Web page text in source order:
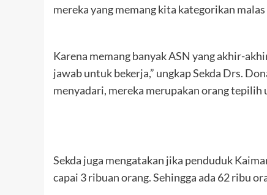
mereka yang memang kita kategorikan
Karena memang banyak ASN yang akhir-
jawab untuk bekerja,” ungkap Sekda Drs.
menyadari, mereka merupakan orang tepilih
Sekda juga mengatakan jika penduduk
capai 3 ribuan orang. Sehingga ada 62 ribu